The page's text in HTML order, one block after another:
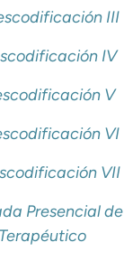
III
IV
V
VI
VII
Presencial de